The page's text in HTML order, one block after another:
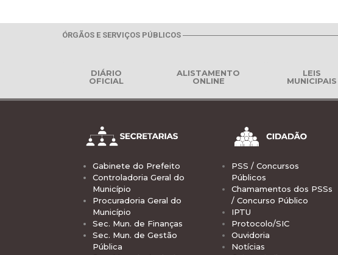
ÓRGÃOS E SERVIÇOS PÚBLICOS
DIÁRIO
OFICIAL
ALISTAMENTO
ONLINE
LEIS
MUNICIPAIS
Gabinete do Prefeito
Controladoria Geral do
Município
Procuradoria Geral do
Município
Sec. Mun. de Finanças
Sec. Mun. de Gestão
Pública
PSS / Concursos
Públicos
Chamamentos dos PSSs
/ Concurso Público
IPTU
Protocolo/SIC
Ouvidoria
Notícias